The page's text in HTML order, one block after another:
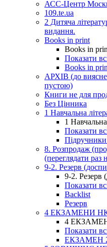
АСС-Центр
109.te.ua
2 Дитяча
видання.
Books in print
Books in
Показати
Books in
АРХІВ (до
пустою)
Книги не для
Без Цінника
1 Навчальна
1 Навчальна
Показати
Підручники
8. Розпродаж
(переглядати раз
9-2. Резерв
9-2. Резерв
Показати
Backlist
Резерв
4 ЕКЗАМЕНИ
4
Показати
ЕКЗАМЕН